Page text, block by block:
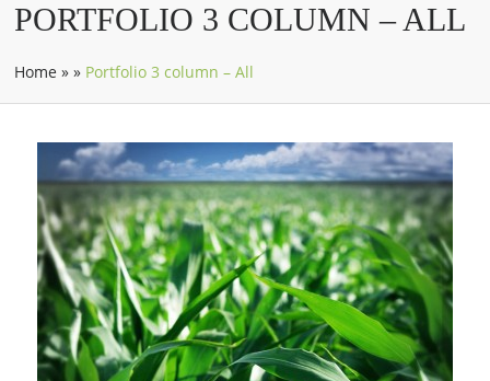
PORTFOLIO 3 COLUMN – ALL
Home »» Portfolio 3 column – All